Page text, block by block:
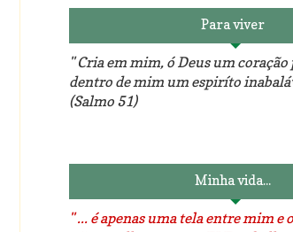
Para viver
" Cria em mim, ó Deus um
dentro de mim um espiríto
(Salmo 51)
Minha vida...
" ... é apenas uma tela entre mim e